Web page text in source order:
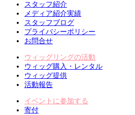
スタッフ紹介
メディア紹介実績
スタッフブログ
プライバシーポリシー
お問合せ
ウィッグリングの活動
ウィッグ購入・レンタル
ウィッグ提供
活動報告
イベントに参加する
寄付